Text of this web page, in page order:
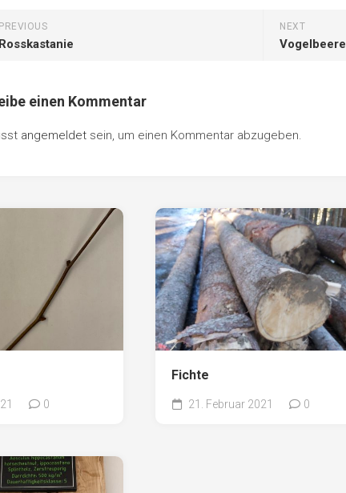
NEXT
Vogelbeere
PREVIOUS
Rosskastanie
einen Kommentar
angemeldet sein, um einen Kommentar abzugeben.
0
Fichte
21. Februar 2021 0